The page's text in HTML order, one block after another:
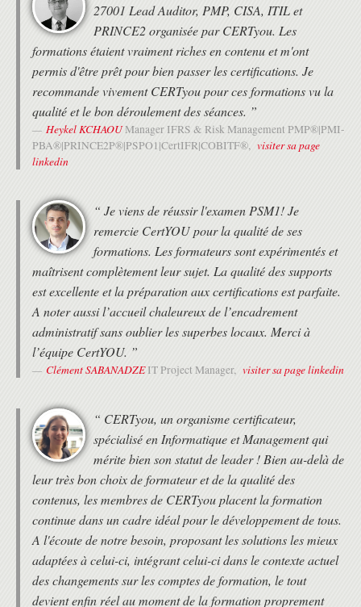
27001 Lead Auditor, PMP, CISA, ITIL et
PRINCE2 organisée par CERTyou. Les
formations étaient vraiment riches en contenu et m'ont
permis d'être prêt pour bien passer les certifications. Je
recommande vivement CERTyou pour ces formations vu la
qualité et le bon déroulement des séances. ”
Heykel KCHAOUManager IFRS & Risk Management PMP®|PMI-
PBA®|PRINCE2P®|PSPO1|CertIFR|COBITF®, visiter sa page
linkedin
“ Je viens de réussir l'examen PSM1! Je
remercie CertYOU pour la qualité de ses
formations. Les formateurs sont expérimentés et
maîtrisent complètement leur sujet. La qualité des supports
est excellente et la préparation aux certifications est parfaite.
A noter aussi l’accueil chaleureux de l’encadrement
administratif sans oublier les superbes locaux. Merci à
l’équipe CertYOU. ”
Clément SABANADZE IT Project Manager, visiter sa page linkedin
“ CERTyou, un organisme certificateur,
spécialisé en Informatique et Management qui
mérite bien son statut de leader ! Bien au-delà de
leur très bon choix de formateur et de la qualité des
contenus, les membres de CERTyou placent la formation
continue dans un cadre idéal pour le développement de tous.
A l'écoute de notre besoin, proposant les solutions les mieux
adaptées à celui-ci, intégrant celui-ci dans le contexte actuel
des changements sur les comptes de formation, le tout
devient enfin réel au moment de la formation proprement